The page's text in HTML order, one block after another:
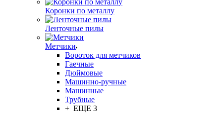
Коронки по металлу
Ленточные пилы
Метчики
Вороток для метчиков
Гаечные
Дюймовые
Машинно-ручные
Машинные
Трубные
+ ЕЩЕ 3